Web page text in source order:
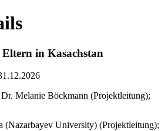
in Kasachstan
Melanie Böckmann (Projektleitung);
(Nazarbayev University) (Projektleitung);